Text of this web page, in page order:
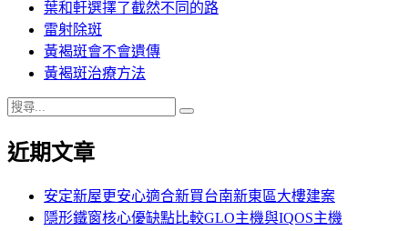
葉和軒選擇了截然不同的路
雷射除斑
黃褐斑會不會遺傳
黃褐斑治療方法
搜
關
近期文章
安定新屋更安心適合新買台南新東區大樓建案
隱形鐵窗核心優缺點比較GLO主機與IQOS主機